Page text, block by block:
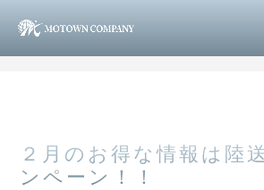
MOTOWN株式会社 HOME
２月のお得な情報は陸
ンペーン！！